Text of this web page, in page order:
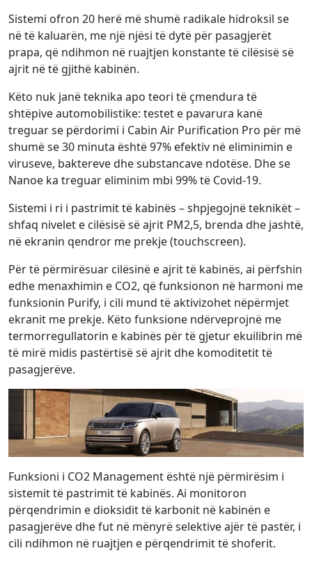
Sistemi ofron 20 herë më shumë radikale hidroksil se
në të kaluarën, me një njësi të dytë për pasagjerët
prapa, që ndihmon në ruajtjen konstante të cilësisë së
ajrit në të gjithë kabinën.
Këto nuk janë teknika apo teori të çmendura të
shtëpive automobilistike: testet e pavarura kanë
treguar se përdorimi i Cabin Air Purification Pro për më
shumë se 30 minuta është 97% efektiv në eliminimin e
viruseve, baktereve dhe substancave ndotëse. Dhe se
Nanoe ka treguar eliminim mbi 99% të Covid-19.
Sistemi i ri i pastrimit të kabinës – shpjegojnë teknikët –
shfaq nivelet e cilësisë së ajrit PM2,5, brenda dhe jashtë,
në ekranin qendror me prekje (touchscreen).
Për të përmirësuar cilësinë e ajrit të kabinës, ai përfshin
edhe menaxhimin e CO2, që funksionon në harmoni me
funksionin Purify, i cili mund të aktivizohet nëpërmjet
ekranit me prekje. Këto funksione ndërveprojnë me
termorregullatorin e kabinës për të gjetur ekuilibrin më
të mirë midis pastërtisë së ajrit dhe komoditetit të
pasagjerëve.
Funksioni i CO2 Management është një përmirësim i
sistemit të pastrimit të kabinës. Ai monitoron
përqendrimin e dioksidit të karbonit në kabinën e
pasagjerëve dhe fut në mënyrë selektive ajër të pastër, i
cili ndihmon në ruajtjen e përqendrimit të shoferit.